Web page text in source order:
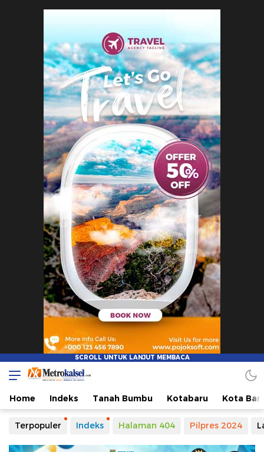
Metro Kalsel
Media Online Terkini, Faktual dan Mendidik
Home Indeks Tanah Bumbu Kotabaru Kota
Terpopuler Indeks Halaman 404 Pilpres 2024